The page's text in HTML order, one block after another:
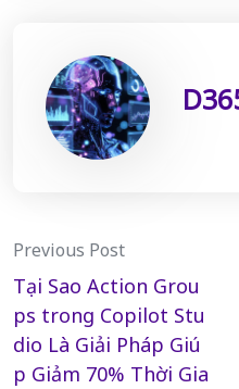
Post
navigation
Previous Post
Tại Sao Action Grou
ps trong Copilot Stu
dio Là Giải Pháp Giú
p Giảm 70% Thời Gia